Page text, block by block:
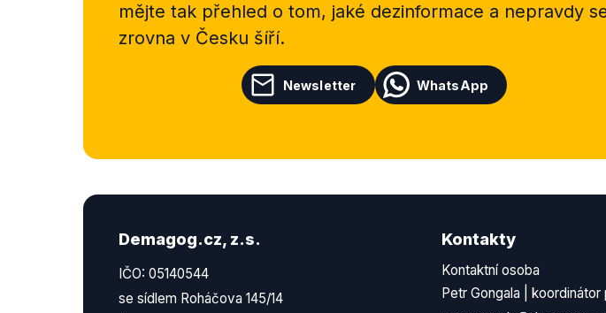
mějte tak přehled o tom, jaké dezinformace a nepravdy
zrovna v Česku šíří.
Newsletter WhatsApp
Demagog.cz, z.s.
IČO: 05140544
se sídlem Roháčova 145/14
Kontakty
Kontaktní osoba
Petr Gongala | koordinátor